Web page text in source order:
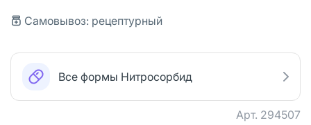
Самовывоз: рецептурный
Все формы Нитросорбид
Арт. 294507